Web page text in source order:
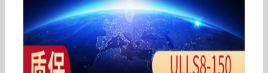
加工定制点胶机专用UVLED灯胶水油墨涂料紫外线
固化机固化灯设备